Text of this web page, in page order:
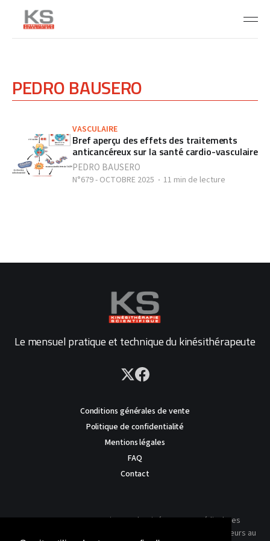
PEDRO BAUSERO
VASCULAIRE
Bref aperçu des effets des traitements
anticancéreux sur la santé cardio-vasculaire
PEDRO BAUSERO
N°679 - OCTOBRE 2025 11 min de lecture
Le mensuel pratique et technique du kinésithérapeute
Conditions générales de vente
Politique de confidentialité
Mentions légales
FAQ
Contact
AVERTISSEMENT : Ce site est destiné au corps médical. Les
traitements présentés ne reflètent que l'expérience des auteurs au